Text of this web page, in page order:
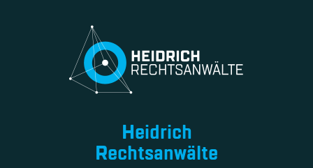
Heidrich
Rechtsanwälte